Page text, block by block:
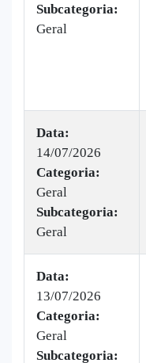
Subcategoria:
Geral
Data:
14/07/2026
Categoria:
Geral
Subcategoria:
Geral
Data:
13/07/2026
Categoria:
Geral
Subcategoria: